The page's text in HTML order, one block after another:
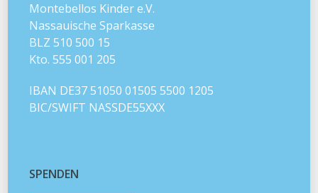
Montebellos Kinder e.V.
Nassauische Sparkasse
BLZ 510 500 15
Kto. 555 001 205
IBAN DE37 51050 01505 5500 1205
BIC/SWIFT NASSDE55XXX
SPENDEN